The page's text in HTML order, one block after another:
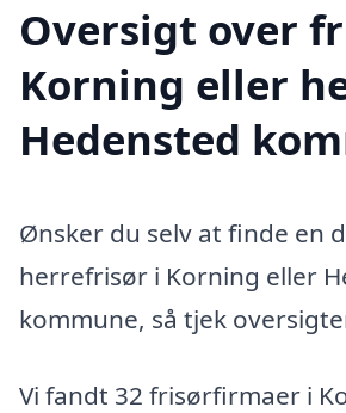
Oversigt over
Korning eller
Hedensted
Ønsker du selv at finde en
herrefrisør i Korning eller
kommune, så tjek
Vi fandt 32 frisørfirmaer i